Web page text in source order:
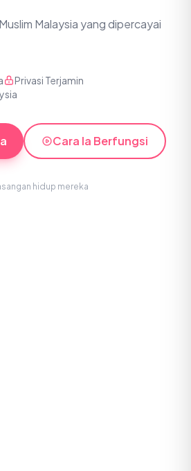
Malaysia yang dipercayai
Privasi Terjamin
Cara Ia Berfungsi
hidup mereka